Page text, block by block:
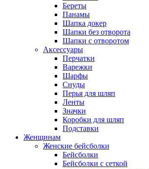
Береты
Панамы
Шапка докер
Шапки без отворота
Шапки с отворотом
Аксессуары
Перчатки
Варежки
Шарфы
Снуды
Перья для шляп
Ленты
Значки
Коробки для шляп
Подставки
Женщинам
Женские бейсболки
Бейсболки
Бейсболки с сеткой